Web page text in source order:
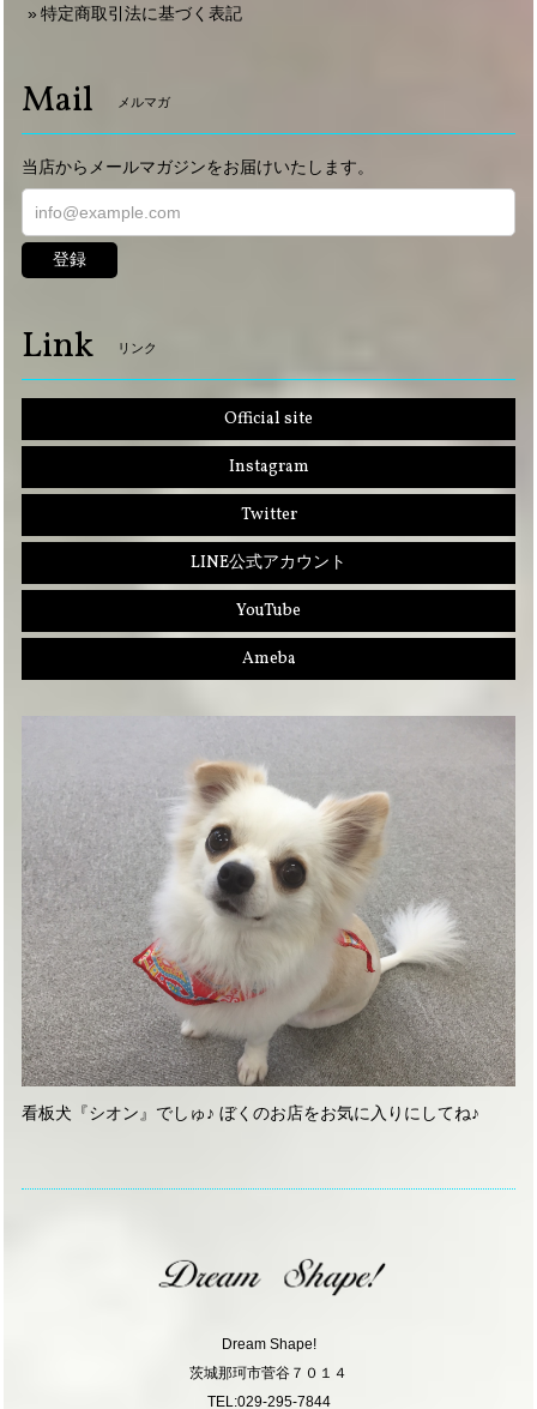
特定商取引法に基づく表記
Mail メルマガ
当店からメールマガジンをお届けいたします。
登録
Link リンク
Official site
Instagram
Twitter
LINE公式アカウント
YouTube
Ameba
看板犬『シオン』でしゅ♪ ぼくのお店をお気に入りにしてね♪
Dream Shape!
茨城那珂市菅谷７０１４
TEL:029-295-7844